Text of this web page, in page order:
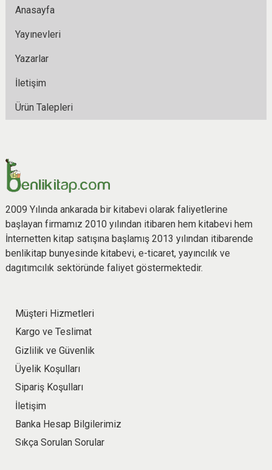
Anasayfa
Yayınevleri
Yazarlar
İletişim
Ürün Talepleri
2009 Yılında ankarada bir kitabevi olarak faliyetlerine
başlayan firmamız 2010 yılından itibaren hem kitabevi hem
İnternetten kitap satışına başlamış 2013 yılından itibarende
benlikitap bunyesinde kitabevi, e-ticaret, yayıncılık ve
dagıtımcılık sektöründe faliyet göstermektedir.
Müşteri Hizmetleri
Kargo ve Teslimat
Gizlilik ve Güvenlik
Üyelik Koşulları
Sipariş Koşulları
İletişim
Banka Hesap Bilgilerimiz
Sıkça Sorulan Sorular